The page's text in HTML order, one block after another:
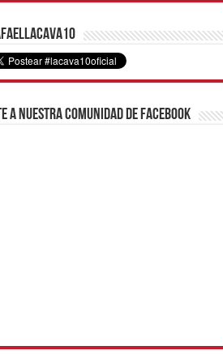
a nuestra comunidad de Facebook